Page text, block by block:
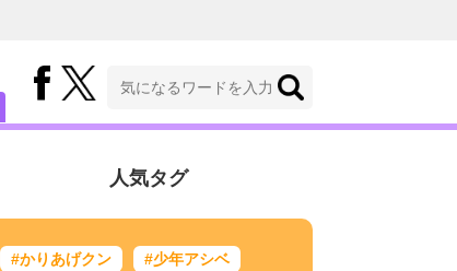
人気タグ
#かりあげクン #少年アシベ